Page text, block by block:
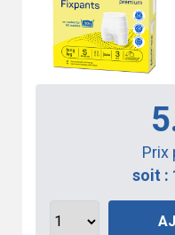
Prix
soit :